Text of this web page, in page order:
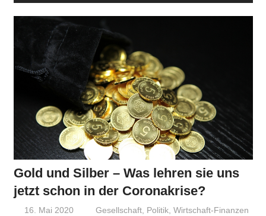
Gold und Silber – Was lehren sie uns
jetzt schon in der Coronakrise?
16. Mai 2020 Niki Vogt
Gesellschaft, Politik,Wirtschaft-Finanzen